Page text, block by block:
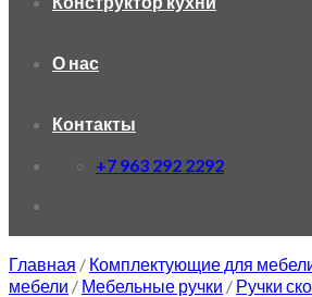
О нас
Контакты
+7 963 292 2292
Главная / Комплектующие для
мебели / Мебельные ручки / Ручки